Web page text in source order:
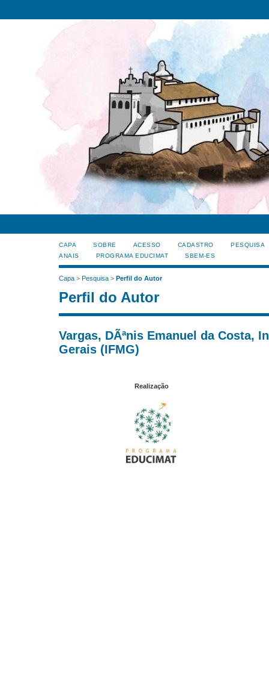
CAPA SOBRE ACESSO CADASTRO
PESQUISA
ANAIS
PROGRAMA EDUCIMAT SBEM-ES
Capa > Pesquisa > Perfil do Autor
Perfil do Autor
Vargas, DÃªnis Emanuel da Costa,
Gerais (IFMG)
Realização